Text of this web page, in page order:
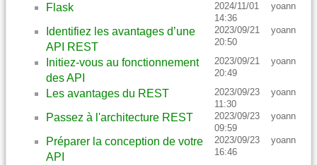
Flask
2024/11/01
14:36
yoann
Identifiez les avantages d’une
API REST
2023/09/21
20:50
yoann
Initiez-vous au fonctionnement
des API
2023/09/21
20:49
yoann
Les avantages du REST
2023/09/23
11:30
yoann
Passez à l'architecture REST
2023/09/23
09:59
yoann
Préparer la conception de votre
API
2023/09/23
16:46
yoann